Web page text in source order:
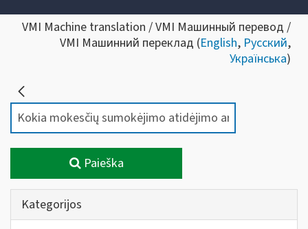
VMI Machine translation / VMI Машинный перевод /
VMI Машинний переклад (English, Русский,
Українська)
Paieška
Kategorijos